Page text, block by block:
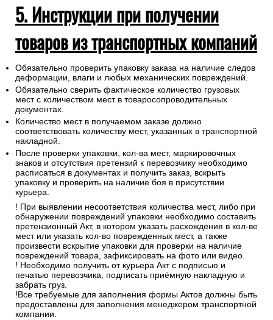
5. Инструкции при получении
товаров из транспортных компаний
Обязательно проверить упаковку заказа на наличие следов
деформации, влаги и любых механических повреждений.
Обязательно сверить фактическое количество грузовых
мест с количеством мест в товаросопроводительных
документах.
Количество мест в получаемом заказе должно
соответствовать количеству мест, указанных в транспортной
накладной.
После проверки упаковки, кол-ва мест, маркировочных
знаков и отсутствия претензий к перевозчику необходимо
расписаться в документах и получить заказ, вскрыть
упаковку и проверить на наличие боя в присутствии
курьера.
! При выявлении несоответствия количества мест, либо при
обнаружении повреждений упаковки необходимо составить
претензионный Акт, в котором указать расхождения в кол-ве
мест или указать кол-во поврежденных мест, а также
произвести вскрытие упаковки для проверки на наличие
повреждений товара, зафиксировать на фото или видео.
! Необходимо получить от курьера Акт с подписью и
печатью перевозчика, подписать приёмную накладную и
забрать груз.
!Все требуемые для заполнения формы Актов должны быть
предоставлены для заполнения менеджером транспортной
компании.